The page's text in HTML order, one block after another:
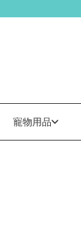
寵物用品